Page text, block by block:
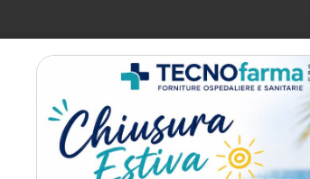
DESCRIZIONE METODO DI SPEDIZIONE